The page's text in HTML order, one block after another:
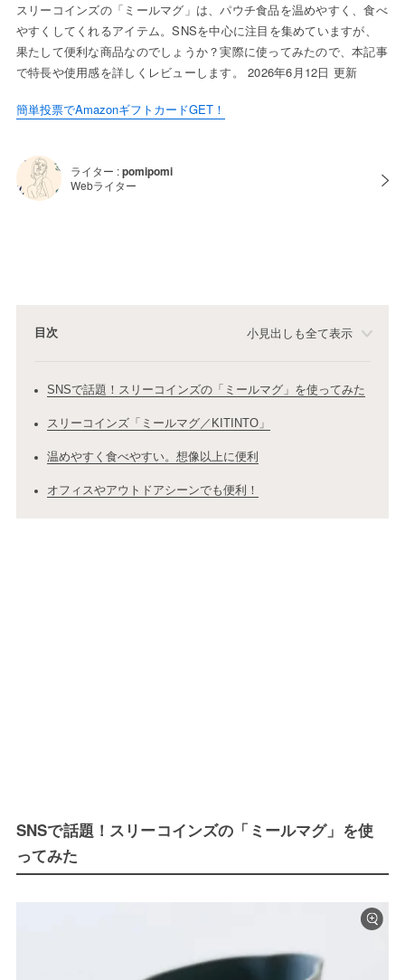
スリーコインズの「ミールマグ」は、パウチ食品を温めやすく、食べ
やすくしてくれるアイテム。SNSを中心に注目を集めていますが、
果たして便利な商品なのでしょうか？実際に使ってみたので、本記事
で特長や使用感を詳しくレビューします。 2026年6月12日 更新
簡単投票でAmazonギフトカードGET！
ライター :pomipomi
Webライター
目次 小見出しも全て表示
SNSで話題！スリーコインズの「ミールマグ」を使ってみた
スリーコインズ「ミールマグ／KITINTO」
温めやすく食べやすい。想像以上に便利
オフィスやアウトドアシーンでも便利！
SNSで話題！スリーコインズの「ミールマグ」を使
ってみた